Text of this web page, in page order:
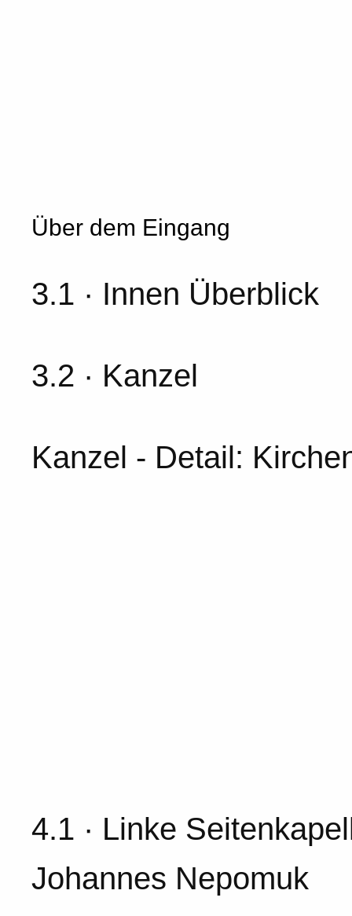
Über dem Eingang
3.1 · Innen Überblick
3.2 · Kanzel
Kanzel - Detail:
4.1 · Linke
Johannes Nepomuk